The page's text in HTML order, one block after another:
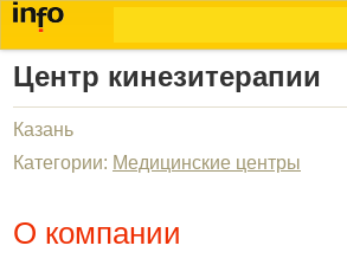
Центр кинезитерапии
Казань
Категории: Медицинские центры
О компании